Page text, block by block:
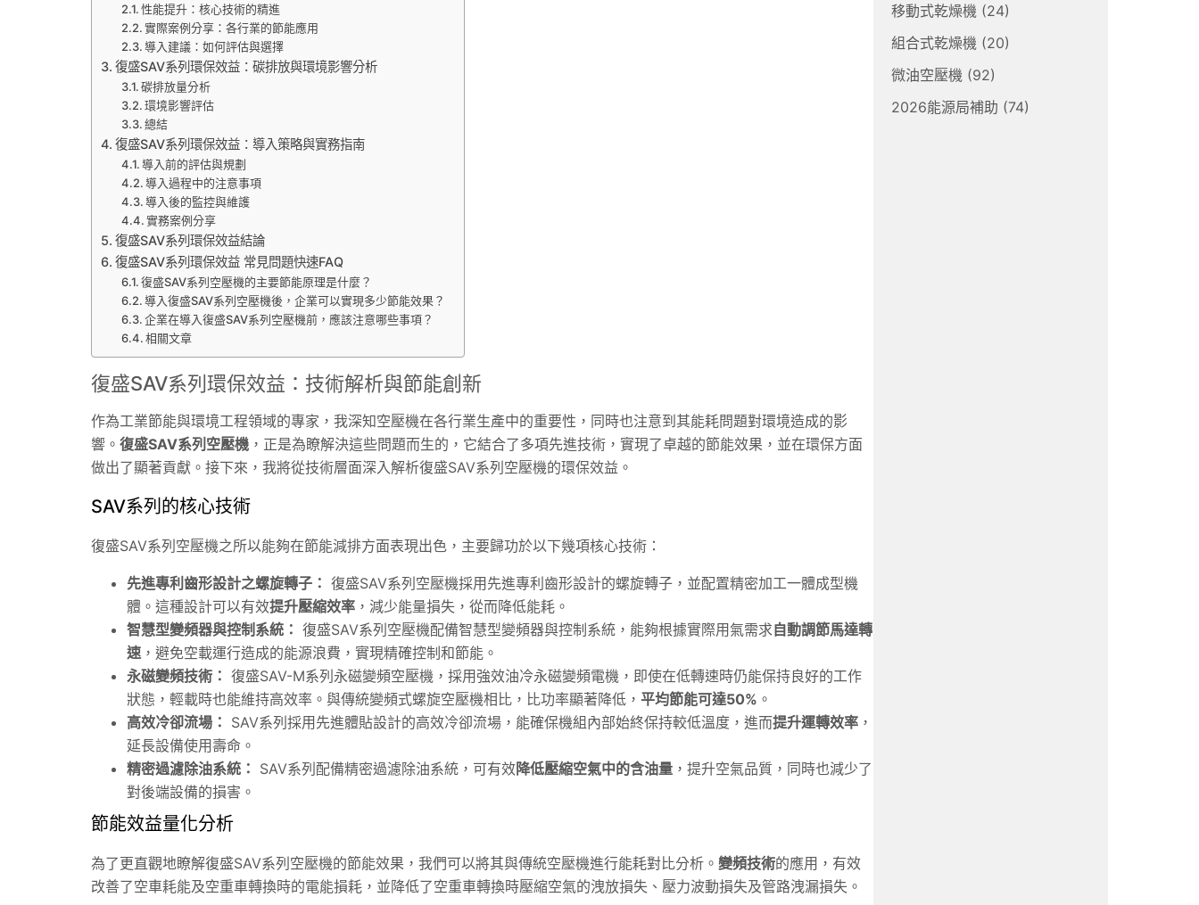
性能提升：核心技術的精進
實際案例分享：各行業的節能應用
導入建議：如何評估與選擇
復盛SAV系列環保效益：碳排放與環境影響分析
碳排放量分析
環境影響評估
總結
復盛SAV系列環保效益：導入策略與實務指南
導入前的評估與規劃
導入過程中的注意事項
導入後的監控與維護
實務案例分享
復盛SAV系列環保效益結論
復盛SAV系列環保效益 常見問題快速FAQ
復盛SAV系列空壓機的主要節能原理是什麼？
導入復盛SAV系列空壓機後，企業可以實現多少節能效果？
企業在導入復盛SAV系列空壓機前，應該注意哪些事項？
相關文章
復盛SAV系列環保效益：技術解析與節能創新
作為工業節能與環境工程領域的專家，我深知空壓機在各行業生產中的重要性，同時也注意到其能耗問題對環境造成的影
響。 復盛SAV系列空壓機 ，正是為瞭解決這些問題而生的，它結合了多項先進技術，實現了卓越的節能效果，並在環保方面
做出了顯著貢獻。接下來，我將從技術層面深入解析復盛SAV系列空壓機的環保效益。
SAV系列的核心技術
復盛SAV系列空壓機之所以能夠在節能減排方面表現出色，主要歸功於以下幾項核心技術：
先進專利齒形設計之螺旋轉子： 復盛SAV系列空壓機採用先進專利齒形設計的螺旋轉子，並配置精密加工一體成型機
體。這種設計可以有效提升壓縮效率 ，減少能量損失，從而降低能耗。
智慧型變頻器與控制系統： 復盛SAV系列空壓機配備智慧型變頻器與控制系統，能夠根據實際用氣需求自動調節馬達轉
速 ，避免空載運行造成的能源浪費，實現精確控制和節能。
永磁變頻技術： 復盛SAV-M系列永磁變頻空壓機，採用強效油冷永磁變頻電機，即使在低轉速時仍能保持良好的工作
狀態，輕載時也能維持高效率。與傳統變頻式螺旋空壓機相比，比功率顯著降低， 平均節能可達50% 。
高效冷卻流場： SAV系列採用先進體貼設計的高效冷卻流場，能確保機組內部始終保持較低溫度，進而提升運轉效率 ，
延長設備使用壽命。
精密過濾除油系統： SAV系列配備精密過濾除油系統，可有效降低壓縮空氣中的含油量 ，提升空氣品質，同時也減少了
對後端設備的損害。
節能效益量化分析
為了更直觀地瞭解復盛SAV系列空壓機的節能效果，我們可以將其與傳統空壓機進行能耗對比分析。 變頻技術的應用，有效
改善了空車耗能及空重車轉換時的電能損耗，並降低了空重車轉換時壓縮空氣的洩放損失、壓力波動損失及管路洩漏損失。
移動式乾燥機 (24)
組合式乾燥機 (20)
微油空壓機 (92)
2026能源局補助 (74)